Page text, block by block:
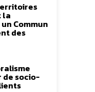
la
Commun
des
de socio-